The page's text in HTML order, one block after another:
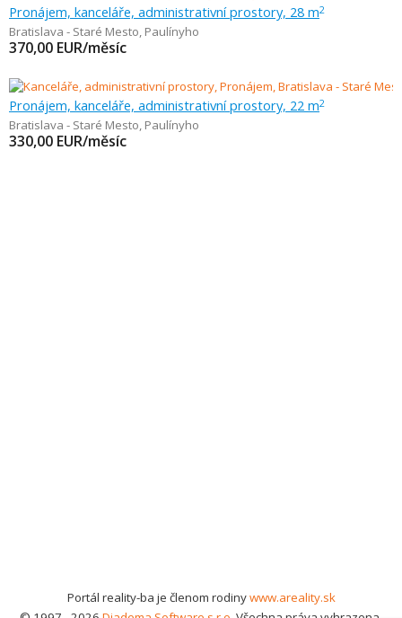
Pronájem, kanceláře, administrativní prostory, 28 m2
Bratislava - Staré Mesto, Paulínyho
370,00 EUR/měsíc
Pronájem, kanceláře, administrativní prostory, 22 m2
Bratislava - Staré Mesto, Paulínyho
330,00 EUR/měsíc
Portál reality-ba je členom rodinywww.areality.sk